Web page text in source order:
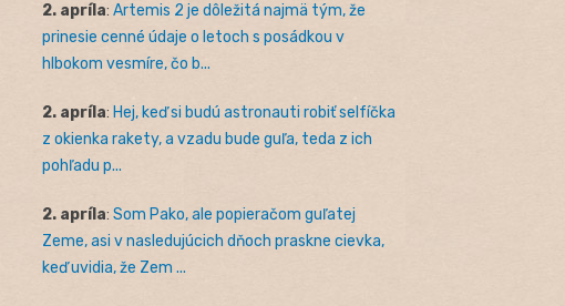
2. apríla: Artemis 2 je dôležitá najmä tým, že
prinesie cenné údaje o letoch s posádkou v
hlbokom vesmíre, čo b...
2. apríla: Hej, keď si budú astronauti robiť selfíčka
z okienka rakety, a vzadu bude guľa, teda z ich
pohľadu p...
2. apríla: Som Pako, ale popieračom guľatej
Zeme, asi v nasledujúcich dňoch praskne cievka,
keď uvidia, že Zem ...